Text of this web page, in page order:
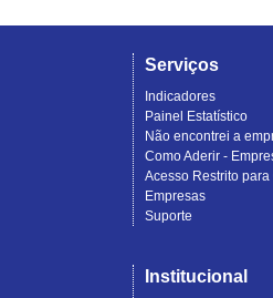
Serviços
Indicadores
Painel Estatístico
Não encontrei a
Como Aderir -
Acesso Restrito para
Empresas
Suporte
Institucional